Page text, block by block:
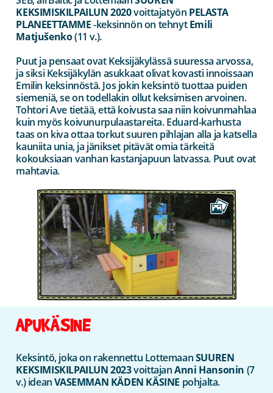
KEKSIMISKILPAILUN 2020voittajatyön PELASTA
PLANEETTAMME-keksinnön on tehnytEmili
Matjušenko(11 v.).
Puut ja pensaat ovat Keksijäkylässä suuressa arvossa,
ja siksi Keksijäkylän asukkaat olivat kovasti innoissaan
Emilin keksinnöstä. Jos jokin keksintö tuottaa puiden
siemeniä, se on todellakin ollut keksimisen arvoinen.
Tohtori Ave tietää, että koivusta saa niin koivunmahlaa
kuin myös koivunurpulaastareita. Eduard-karhusta
taas on kiva ottaa torkut suuren pihlajan alla ja katsella
kauniita unia, ja jänikset pitävät omia tärkeitä
kokouksiaan vanhan kastanjapuun latvassa. Puut ovat
mahtavia.
APUKÄSINE
Keksintö, joka on rakennettu LottemaanSUUREN
KEKSIMISKILPAILUN 2023voittajanAnni Hansonin (7
v.) ideanVASEMMAN KÄDEN KÄSINE pohjalta.